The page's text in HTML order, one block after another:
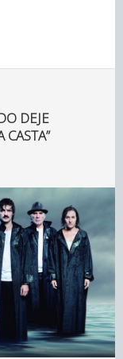
DEJE
CASTA”